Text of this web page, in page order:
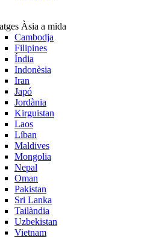
Àsia a mida
Cambodja
Filipines
Índia
Indonèsia
Iran
Japó
Jordània
Kirguistan
Laos
Líban
Maldives
Mongolia
Nepal
Oman
Pakistan
Sri Lanka
Tailàndia
Uzbekistan
Vietnam